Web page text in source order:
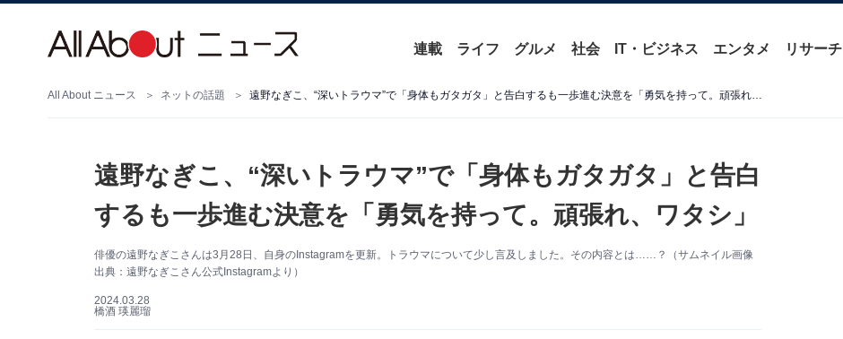
連載 ライフ グルメ 社会 IT・ビジネス エンタメ リサーチ
All About ニュース ネットの話題 遠野なぎこ、“深いトラウマ”で「身体もガタガタ」と告白するも一歩進む決意を「勇気を持って。頑張れ、ワタシ」
遠野なぎこ、“深いトラウマ”で「身体もガタガタ」と告白
するも一歩進む決意を「勇気を持って。頑張れ、ワタシ」
俳優の遠野なぎこさんは3月28日、自身のInstagramを更新。トラウマについて少し言及しました。その内容とは……？（サムネイル画像
出典：遠野なぎこさん公式Instagramより）
2024.03.28
橋酒 瑛麗瑠